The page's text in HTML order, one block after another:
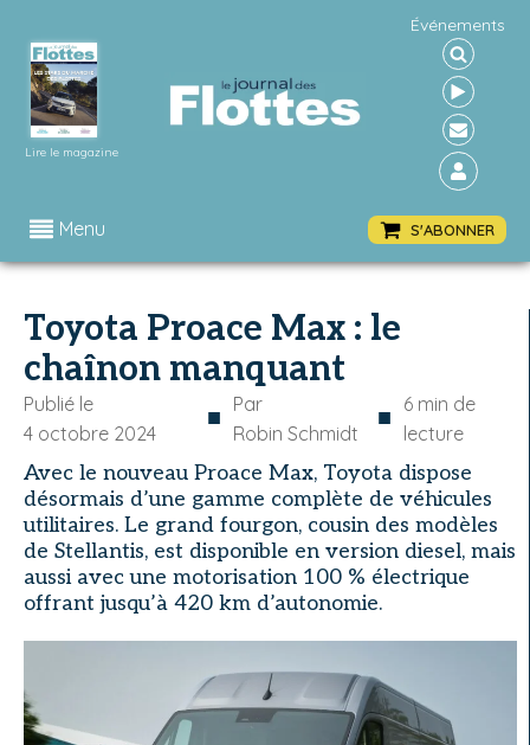
Lire le magazine
Événements
Menu S'ABONNER
Toyota Proace Max : le
chaînon manquant
Publié le
4 octobre 2024
■ Par
Robin Schmidt
■ 6 min de
lecture
Avec le nouveau Proace Max, Toyota dispose
désormais d’une gamme complète de véhicules
utilitaires. Le grand fourgon, cousin des modèles
de Stellantis, est disponible en version diesel, mais
aussi avec une motorisation 100 % électrique
offrant jusqu’à 420 km d’autonomie.